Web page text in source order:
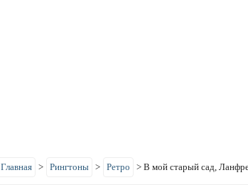
Главная > Рингтоны > Ретро > В мой старый сад,